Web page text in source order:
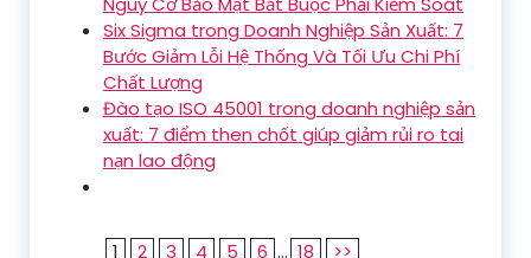
Six Sigma trong Doanh Nghiệp Sản Xuất: 7
Bước Giảm Lỗi Hệ Thống Và Tối Ưu Chi Phí
Chất Lượng
Đào tạo ISO 45001 trong doanh nghiệp sản
xuất: 7 điểm then chốt giúp giảm rủi ro tai
nạn lao động
1 2 3 4 5 6 ... 18 >>